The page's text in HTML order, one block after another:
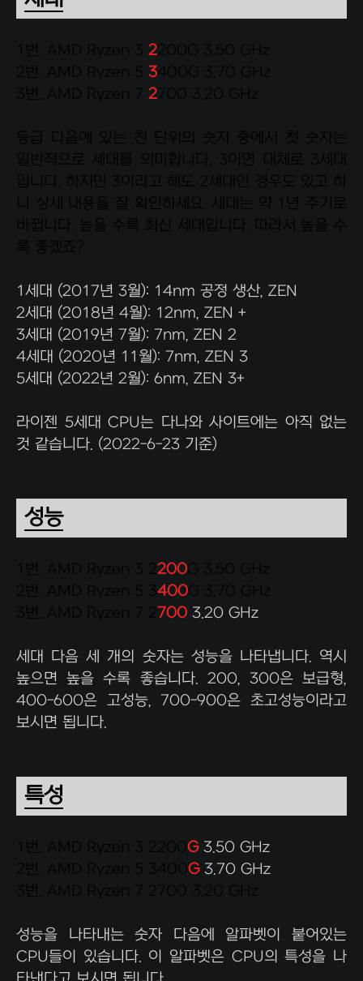
2
3
2
1세대 (2017년 3월): 14nm 공정 생산, ZEN
2세대 (2018년 4월): 12nm, ZEN +
3세대 (2019년 7월): 7nm, ZEN 2
4세대 (2020년 11월): 7nm, ZEN 3
5세대 (2022년 2월): 6nm, ZEN 3+
라이젠 5세대 CPU는 다나와 사이트에는 아직 없는
것 같습니다. (2022-6-23 기준)
성능
200
400
700 3.20 GHz
세대 다음 세 개의 숫자는 성능을 나타냅니다. 역시
높으면 높을 수록 좋습니다. 200, 300은 보급형,
400-600은 고성능, 700-900은 초고성능이라고
보시면 됩니다.
특성
G 3.50 GHz
G 3.70 GHz
성능을 나타내는 숫자 다음에 알파벳이 붙어있는
CPU들이 있습니다. 이 알파벳은 CPU의 특성을 나